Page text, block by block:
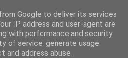
Google to deliver its services
IP address and user-agent are
with performance and security
of service, generate usage
address abuse.